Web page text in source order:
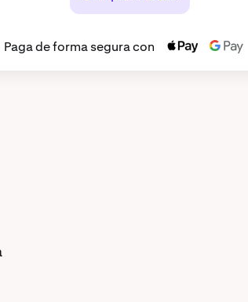
Paga de forma segura con